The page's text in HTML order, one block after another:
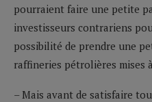
pourraient faire une petite
investisseurs contrariens
possibilité de prendre une
raffineries pétrolières mises
– Mais avant de satisfaire